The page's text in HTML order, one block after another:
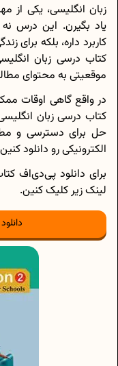
زبان انگلیسی، یکی از
یاد بگیرن. این درس نه
کاربرد داره، بلکه برای
کتاب درسی زبان
موقعیتی به محتوای
در واقع گاهی اوقات
کتاب درسی زبان
حل برای دسترسی و
الکترونیکی رو دانلود
برای دانلود پی‌دی‌اف
لینک زیر کلیک کنین.